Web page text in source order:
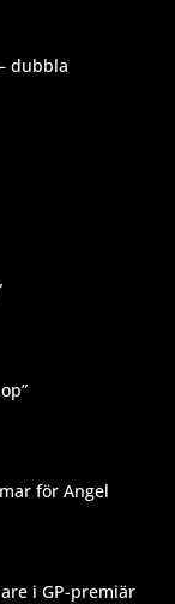
dubbla
för Angel
i GP-premiär